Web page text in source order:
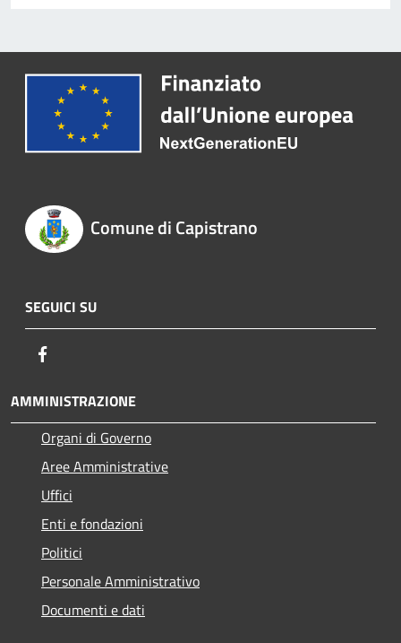
Comune di Capistrano
SEGUICI SU
AMMINISTRAZIONE
Organi di Governo
Aree Amministrative
Uffici
Enti e fondazioni
Politici
Personale Amministrativo
Documenti e dati